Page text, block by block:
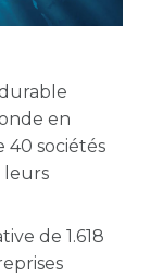
en
40 sociétés
leurs
de 1.618